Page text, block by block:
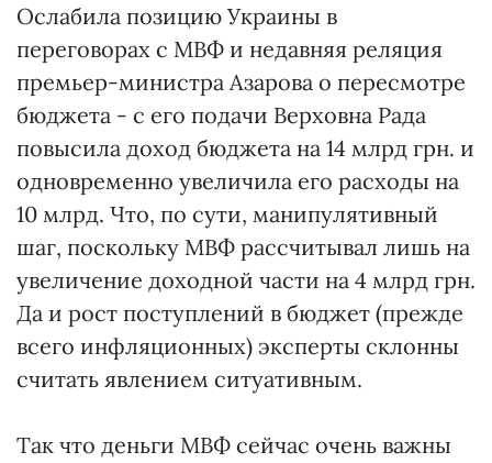
Ослабила позицию Украины в
переговорах с МВФ и недавняя реляция
премьер-министра Азарова о пересмотре
бюджета - с его подачи Верховна Рада
повысила доход бюджета на 14 млрд грн. и
одновременно увеличила его расходы на
10 млрд. Что, по сути, манипулятивный
шаг, поскольку МВФ рассчитывал лишь на
увеличение доходной части на 4 млрд грн.
Да и рост поступлений в бюджет (прежде
всего инфляционных) эксперты склонны
считать явлением ситуативным.
Так что деньги МВФ сейчас очень важны